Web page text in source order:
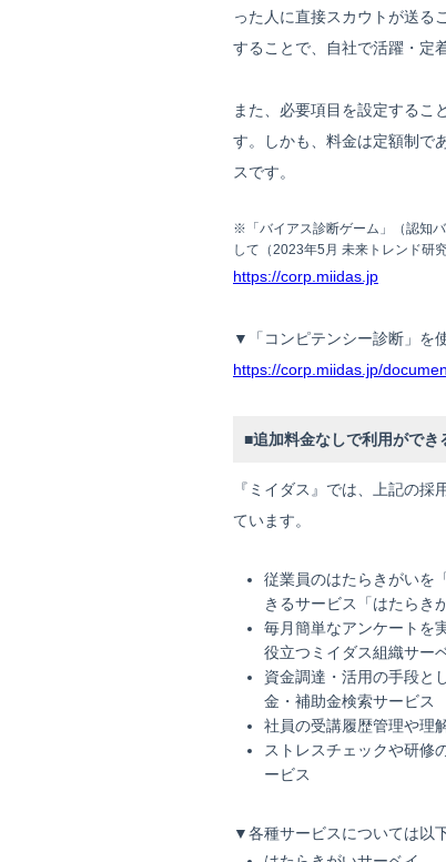
った人に直接スカウトが送る
することで、自社で活躍・定
また、必要項目を設定するこ
す。しかも、料金は定額制で
スです。
※「バイアス診断ゲーム」（認知
して（2023年5月 未来トレンド研
https://corp.miidas.jp
▼「コンピテンシー診断」を
https://corp.miidas.jp/
■追加料金なしで利用ができ
『ミイダス』では、上記の
ています。
従業員のはたらきがいを
きるサービス「はたらき
毎月簡単なアンケートを
役立つミイダス組織サー
資金調達・活用の手段と
金・補助金検索サービス
社員の受講履歴管理や理
ストレスチェックや研修
ービス
▼各種サービスについては以